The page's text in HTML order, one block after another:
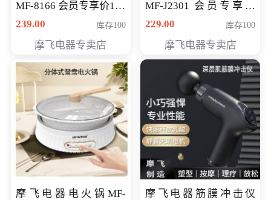
MF-8166 会员专享价168
元
239.00 库存100
摩飞电器专卖店
MF-J2301 会员专享价
168元
229.00 库存100
摩飞电器专卖店
摩飞电器电火锅MF-
摩飞电器筋膜冲击仪